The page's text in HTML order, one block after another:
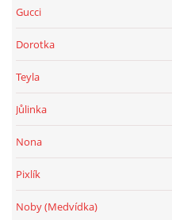
Gucci
Dorotka
Teyla
Jůlinka
Nona
Pixlík
Noby (Medvídka)